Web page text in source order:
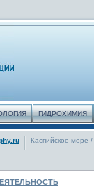
ГИДРОХИМИЯ
Каспийское море /